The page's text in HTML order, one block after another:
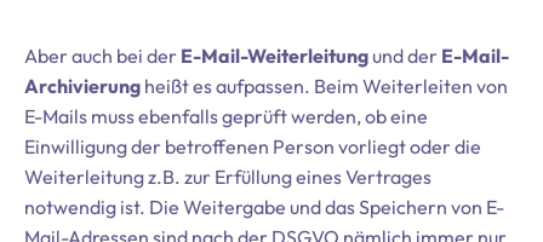
Aber auch bei der E-Mail-Weiterleitungund der E-Mail-
Archivierung heißt es aufpassen. Beim Weiterleiten von
E-Mails muss ebenfalls geprüft werden, ob eine
Einwilligung der betroffenen Person vorliegt oder die
Weiterleitung z.B. zur Erfüllung eines Vertrages
notwendig ist. Die Weitergabe und das Speichern von E-
Mail-Adressen sind nach der DSGVO nämlich immer nur